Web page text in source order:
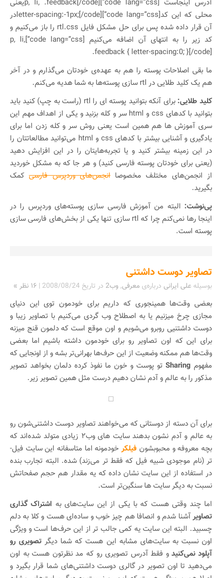
آدرس اینجاست [code lang=”css”]p, li, .feedback[/code]یعنی
محلی که این کد[code lang=”css”]letter-spacing:-1px;[/code]در
آن قرار داده شده پس برای حل مشکل فایل rtl.css را باز می‌کنیم و
کد زیر را به انتهای آن اضافه می‌کنیم [code lang=”css”]p, li,
.feedback { letter-spacing:0; }[/code]
ما بقی اصلاحات پوسته را هم به عهده‌ی خودتان می‌گذارم و در آخر
هم یک کلید طلایی در rtl سازی پوسته‌ها به شما هدیه می‌کنم.
کلید طلایی:
برای آنکه بتوانید پوسته ای را rtl (راست به چپ) کنید باید
بتوانید با کدهای css و html سر و کله بزنید و یکی از اهداف مهم این
سری آموزش ها هم همین است یعنی روش سر و کله زدن اما برای
یادگیری و آشنایی بیشتر با کدهای css و html می‌توانید مطالعاتتان را
در این زمینه بیشتر کنید و یا تجربه‌هایتان را در این افزایش دهید
(یعنی برای خودتان پوسته فارسی کنید) و هر جا که به مشکل خوردید
از انجمن‌های مختلف مخصوصاانجمن‌های وردپرس فارسیکمک
بگیرید.
پی‌نوشت: البته من آموزش فارسی سازی پوسته‌های وردپرس را در
اینجا رها نمی‌کنم چرا که rtl سازی تنها یکی از بخش‌های فارسی سازی
پوسته است.
تصاویر دوست داشتنی
بوسیله علی ایرانی درباره‌ی معرفی,وب2 در تاریخ 2008/08/24
| ۱۶ نظر »
بعضی وقت‌ها همینجوری که داریم برای خودمون توی این دنیای
مجازی چرخ میزنیم یا به اصطلاح وب گردی می‌کنیم با تصاویر زیبا و
دوست داشتنیی روبرو می‌شویم و اون موقع است که دلمون قنج میزنه
برای این که اون تصاویر رو برای خودمون داشته باشیم اما بعضی
وقت‌ها هم ممکنه وضعیت از این حرف‌ها بهرانی‌تر بشه و از اونجایی که
مفهوم Sharing تو پوست و خون ما نفوذ کرده دلمان بخواهد تصویر
مذکور را به عالم و آدم نشان دهیم درست مثل همین تصویر زیر.
برای آن دسته از دوستانی که می‌خواهند تصاویر دوست داشتنی‌شون رو
به عالم و آدم نشون بدهند سایت های وب۲ زیادی متولد شده‌اند که
بچه معروفه و محبوبشون فیلکرخودمونه اما متاسفانه این سایت فیل-
تر (نام موجودی شبیه فیل که فقط تر می‌زند) شده. البته تجارب بنده
در استفاده از این سایت نشان داده که یه مقدار هم حجم صفحاتش
نسبت به دیگر سایت ها سنگین‌تر است.
اما چند وقتی هست که با یکی از این سایت‌های به اشتراک گذاری
تصاویرآشنا شدم و انصافا هم چیز خوب و ساده‌ای هست و کلا به دلم
چسبید. البته این سایت یه کمی جالب تر از این حرف‌ها است و ویژگی
اون نسبت به سایت‌‌های مشابه این هست که شما دیگر تصویری رو
آپلود نمی‌کنیدو فقط آدرس تصویری رو که مد نظرتون هست به اون
می‌دهید تا اون تصویر در گالری دوست داشتنی‌های شما قرار بگیرد و